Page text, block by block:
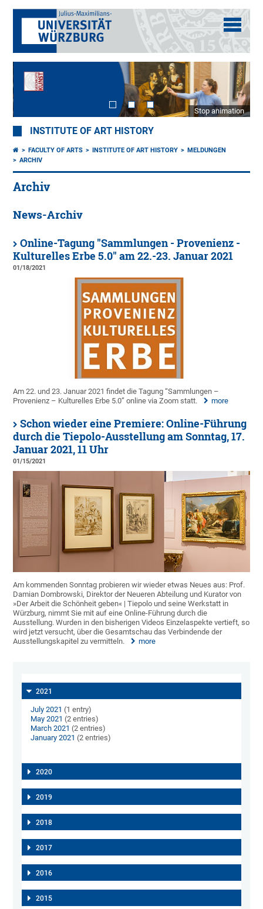
Stop animation
INSTITUTE OF ART HISTORY
FACULTY OF ARTS INSTITUTE OF ART HISTORY
MELDUNGEN
ARCHIV
Archiv
News-Archiv
Online-Tagung "Sammlungen - Provenienz -
Kulturelles Erbe 5.0" am 22.-23. Januar 2021
01/18/2021
Am 22. und 23. Januar 2021 findet die Tagung “Sammlungen –
Provenienz – Kulturelles Erbe 5.0” online via Zoom statt.
more
Schon wieder eine Premiere: Online-Führung
durch die Tiepolo-Ausstellung am Sonntag, 17.
Januar 2021, 11 Uhr
01/15/2021
Am kommenden Sonntag probieren wir wieder etwas Neues aus: Prof.
Damian Dombrowski, Direktor der Neueren Abteilung und Kurator von
»Der Arbeit die Schönheit geben« | Tiepolo und seine Werkstatt in
Würzburg, nimmt Sie mit auf eine Online-Führung durch die
Ausstellung. Wurden in den bisherigen Videos Einzelaspekte vertieft, so
wird jetzt versucht, über die Gesamtschau das Verbindende der
Ausstellungskapitel zu vermitteln.
more
2021
July 2021 (1 entry)
May 2021 (2 entries)
March 2021 (2 entries)
January 2021 (2 entries)
2020
2019
2018
2017
2016
2015